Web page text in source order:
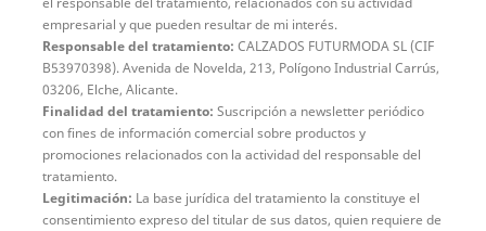
empresarial y que pueden resultar de mi interés.
Responsable del tratamiento: CALZADOS FUTURMODA SL (CIF
B53970398). Avenida de Novelda, 213, Polígono Industrial Carrús,
03206, Elche, Alicante.
Finalidad del tratamiento: Suscripción a newsletter periódico
con fines de información comercial sobre productos y
promociones relacionados con la actividad del responsable del
tratamiento.
Legitimación: La base jurídica del tratamiento la constituye el
consentimiento expreso del titular de sus datos, quien requiere de